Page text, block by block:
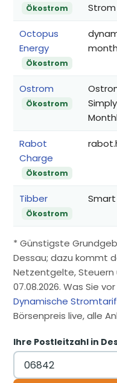
Ökostrom
Strom
Octopus
Energy
Ökostrom
Ostrom
Ökostrom
Rabot
Charge
Ökostrom
Tibber
Ökostrom
* Günstigste
Dessau; dazu kommt
Netzentgelte, Steuern
07.08.2026. Was Sie
Dynamische
Börsenpreis live, alle
Ihre Postleitzahl in